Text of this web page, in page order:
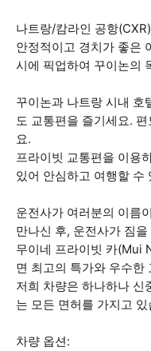
나트랑/캄라인 공항
안정적이고 경치가 좋은
시에 픽업하여 꾸이논의
꾸이논과 나트랑 시내 호
도 교통편을 즐기세요.
요.
프라이빗 교통편을 이용
있어 안심하고 여행할 수
운전사가 여러분의 이름
만나신 후, 운전사가 짐
무이네 프라이빗 카(Mui
면 최고의 특가와 우수한
저희 차량은 하나하나 신
는 모든 면허를 가지고 있
차량 옵션: